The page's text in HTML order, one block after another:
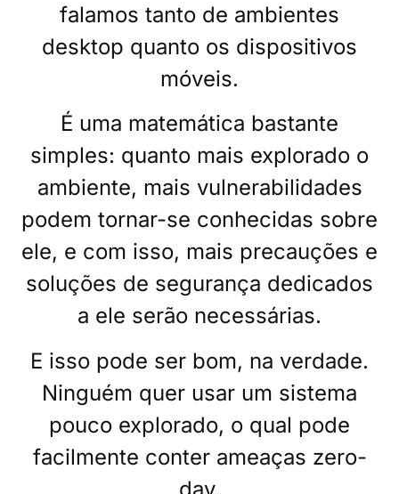
falamos tanto de ambientes
desktop quanto os dispositivos
móveis.
É uma matemática bastante
simples: quanto mais explorado o
ambiente, mais vulnerabilidades
podem tornar-se conhecidas sobre
ele, e com isso, mais precauções e
soluções de segurança dedicados
a ele serão necessárias.
E isso pode ser bom, na verdade.
Ninguém quer usar um sistema
pouco explorado, o qual pode
facilmente conter ameaças zero-